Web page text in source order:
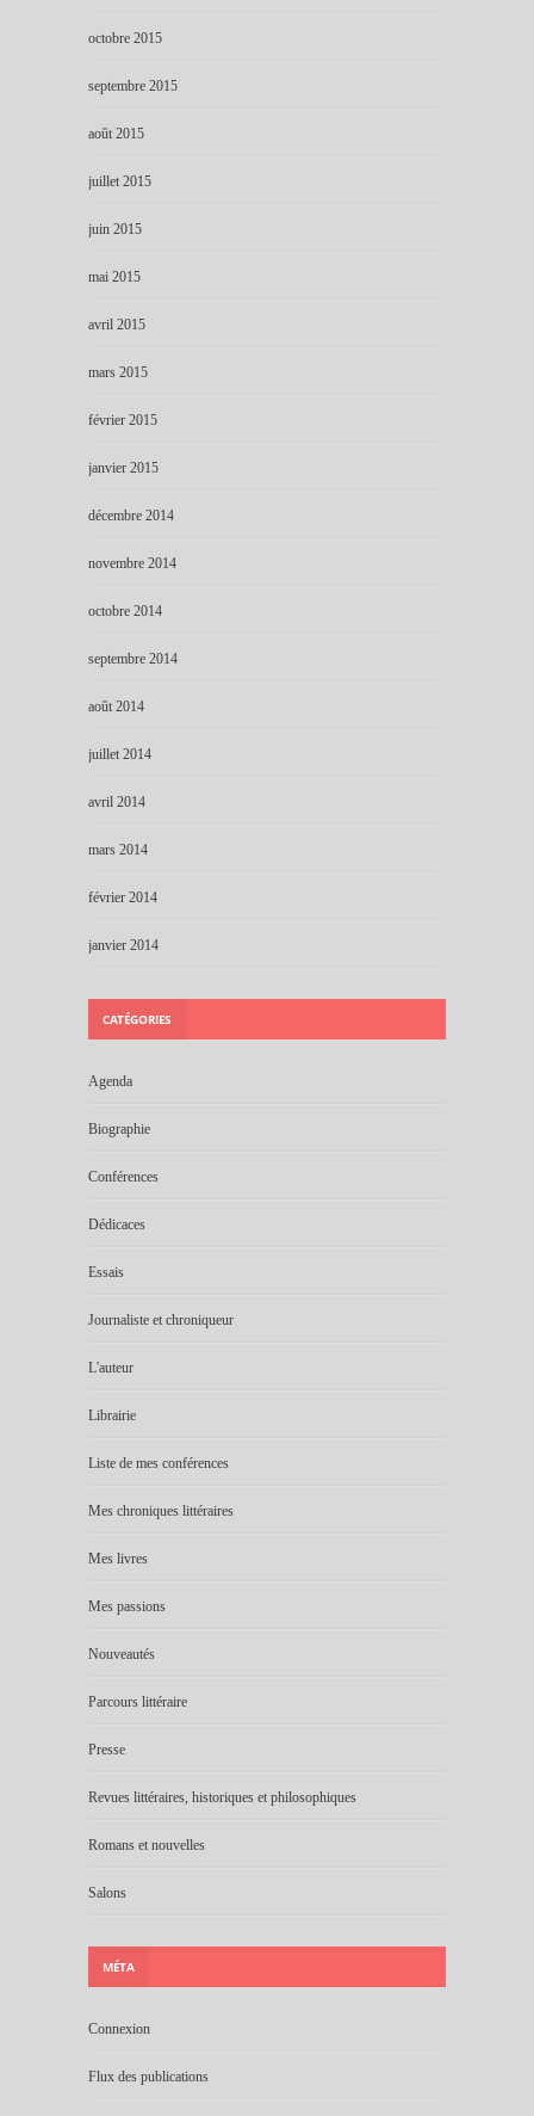
octobre 2015
septembre 2015
août 2015
juillet 2015
juin 2015
mai 2015
avril 2015
mars 2015
février 2015
janvier 2015
décembre 2014
novembre 2014
octobre 2014
septembre 2014
août 2014
juillet 2014
avril 2014
mars 2014
février 2014
janvier 2014
CATÉGORIES
Agenda
Biographie
Conférences
Dédicaces
Essais
Journaliste et chroniqueur
L'auteur
Librairie
Liste de mes conférences
Mes chroniques littéraires
Mes livres
Mes passions
Nouveautés
Parcours littéraire
Presse
Revues littéraires, historiques et philosophiques
Romans et nouvelles
Salons
MÉTA
Connexion
Flux des publications